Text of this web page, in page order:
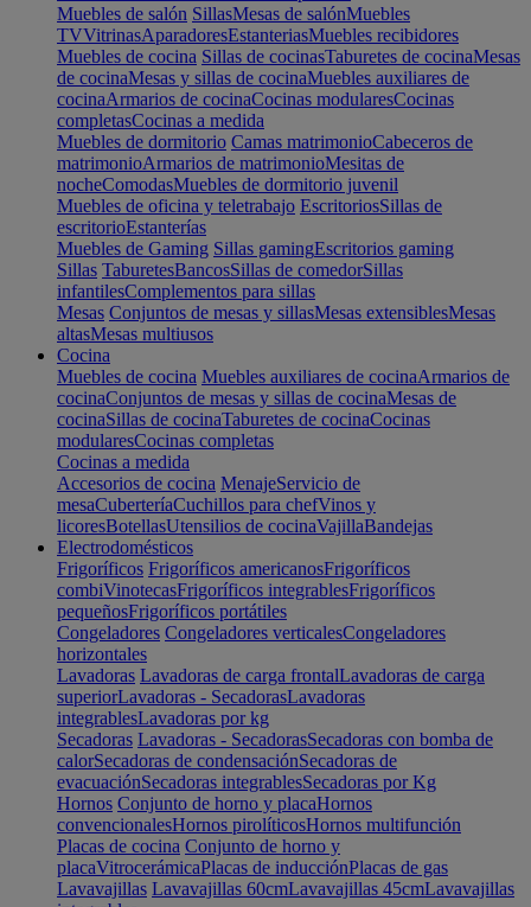
Muebles de salón SillasMesas de salónMuebles
TVVitrinasAparadoresEstanteriasMuebles recibidores
Muebles de cocina Sillas de cocinasTaburetes de cocinaMesas
de cocinaMesas y sillas de cocinaMuebles auxiliares de
cocinaArmarios de cocinaCocinas modularesCocinas
completasCocinas a medida
Muebles de dormitorio Camas matrimonioCabeceros de
matrimonioArmarios de matrimonioMesitas de
nocheComodasMuebles de dormitorio juvenil
Muebles de oficina y teletrabajo EscritoriosSillas de
escritorioEstanterías
Muebles de Gaming Sillas gamingEscritorios gaming
Sillas TaburetesBancosSillas de comedorSillas
infantilesComplementos para sillas
Mesas Conjuntos de mesas y sillasMesas extensiblesMesas
altasMesas multiusos
Cocina
Muebles de cocina Muebles auxiliares de cocinaArmarios de
cocinaConjuntos de mesas y sillas de cocinaMesas de
cocinaSillas de cocinaTaburetes de cocinaCocinas
modularesCocinas completas
Cocinas a medida
Accesorios de cocina MenajeServicio de
mesaCuberteríaCuchillos para chefVinos y
licoresBotellasUtensilios de cocinaVajillaBandejas
Electrodomésticos
Frigoríficos Frigoríficos americanosFrigoríficos
combiVinotecasFrigoríficos integrablesFrigoríficos
pequeñosFrigoríficos portátiles
Congeladores Congeladores verticalesCongeladores
horizontales
Lavadoras Lavadoras de carga frontalLavadoras de carga
superiorLavadoras - SecadorasLavadoras
integrablesLavadoras por kg
Secadoras Lavadoras - SecadorasSecadoras con bomba de
calorSecadoras de condensaciónSecadoras de
evacuaciónSecadoras integrablesSecadoras por Kg
Hornos Conjunto de horno y placaHornos
convencionalesHornos pirolíticosHornos multifunción
Placas de cocina Conjunto de horno y
placaVitrocerámicaPlacas de inducciónPlacas de gas
Lavavajillas Lavavajillas 60cmLavavajillas 45cmLavavajillas